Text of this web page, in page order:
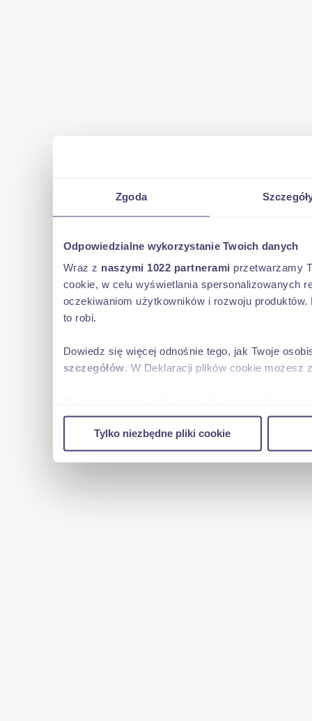
Zgoda
Odpowiedzialne wykorzystanie Twoich danych
Wraz z naszymi 1022 partnerami przetwarzamy
cookie, w celu wyświetlania spersonalizowanych
oczekiwaniom użytkowników i rozwoju
to robi.
Dowiedz się więcej odnośnie tego, jak Twoje
szczegółów. W Deklaracji plików cookie możesz
w naszej witrynie. Informacje o tym, jak
reklamowym i analitycznym. Partnerzy mogą
uzyskanymi podczas korzystania z ich usług.
Tylko niezbędne pliki cookie
- REALIZACJA NA TERENIE CAŁEGO KRAJU ( około 700
-OKRES GWARANCJI OD 6-36 MIESIĘCY
- APLIKACJA NA SMARTPHON
"Niniejsze ogłoszenia są wyłącznie informacją handlową i nie
Jeżeli zauważysz nieścisłość napisz do nas.